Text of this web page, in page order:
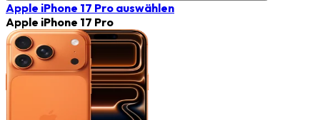
Apple iPhone 17 Pro auswählen
Apple iPhone 17 Pro